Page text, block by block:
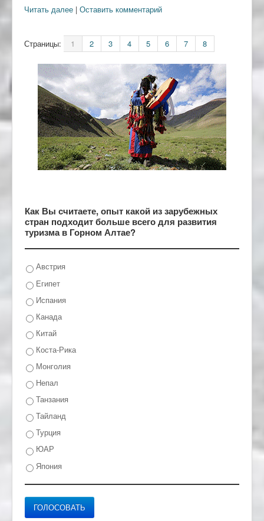
Читать далее | Оставить комментарий
Страницы: 1 2 3 4 5 6 7 8
Как Вы считаете, опыт какой из зарубежных
стран подходит больше всего для развития
туризма в Горном Алтае?
Австрия
Египет
Испания
Канада
Китай
Коста-Рика
Монголия
Непал
Танзания
Тайланд
Турция
ЮАР
Япония